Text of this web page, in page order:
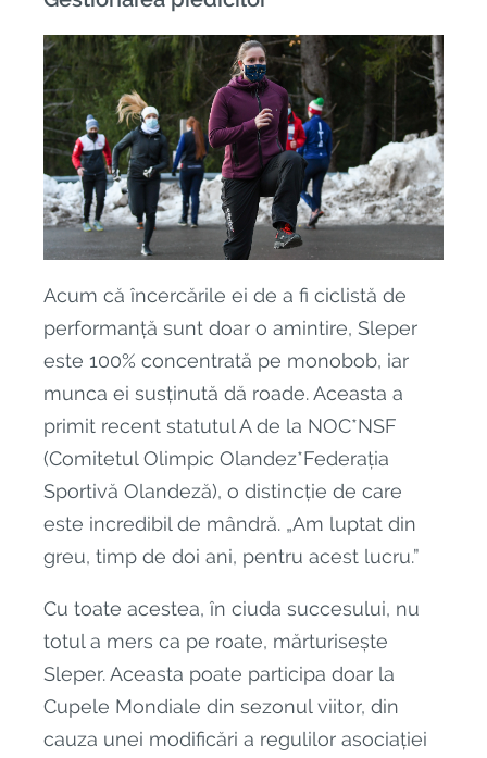
Acum că încercările ei de a fi ciclistă de
performanță sunt doar o amintire, Sleper
este 100% concentrată pe monobob, iar
munca ei susținută dă roade. Aceasta a
primit recent statutul A de la NOC*NSF
(Comitetul Olimpic Olandez*Federația
Sportivă Olandeză), o distincție de care
este incredibil de mândră. „Am luptat din
greu, timp de doi ani, pentru acest lucru.”
Cu toate acestea, în ciuda succesului, nu
totul a mers ca pe roate, mărturisește
Sleper. Aceasta poate participa doar la
Cupele Mondiale din sezonul viitor, din
cauza unei modificări a regulilor asociației